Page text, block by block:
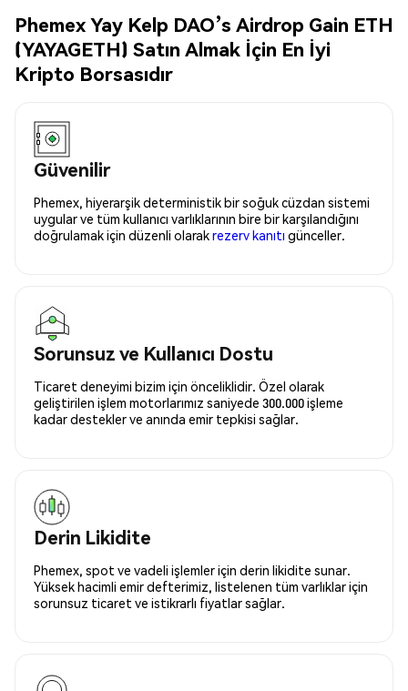
Phemex Yay Kelp DAO’s Airdrop Gain ETH
(YAYAGETH) Satın Almak İçin En İyi
Kripto Borsasıdır
Güvenilir
Phemex, hiyerarşik deterministik bir soğuk cüzdan sistemi
uygular ve tüm kullanıcı varlıklarının bire bir karşılandığını
doğrulamak için düzenli olarakrezerv kanıtı günceller.
Sorunsuz ve Kullanıcı Dostu
Ticaret deneyimi bizim için önceliklidir. Özel olarak
geliştirilen işlem motorlarımız saniyede 300.000 işleme
kadar destekler ve anında emir tepkisi sağlar.
Derin Likidite
Phemex, spot ve vadeli işlemler için derin likidite sunar.
Yüksek hacimli emir defterimiz, listelenen tüm varlıklar için
sorunsuz ticaret ve istikrarlı fiyatlar sağlar.